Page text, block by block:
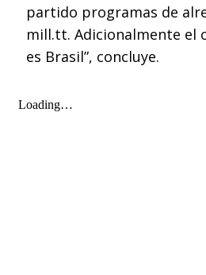
partido programas de
mill.tt. Adicionalmente el
es Brasil”, concluye.